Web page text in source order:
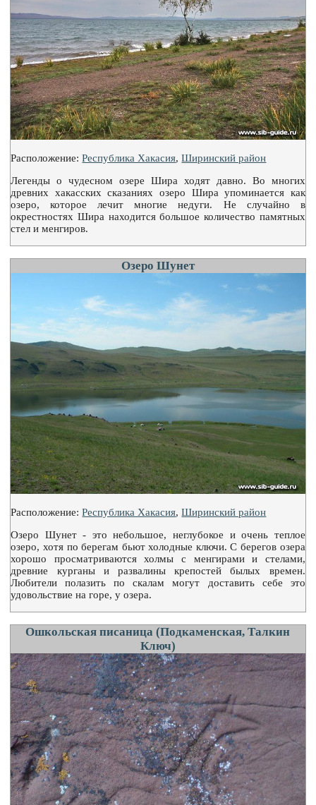
Расположение:Республика Хакасия,Ширинский район
Легенды о чудесном озере Шира ходят давно. Во многих
древних хакасских сказаниях озеро Шира упоминается как
озеро, которое лечит многие недуги. Не случайно в
окрестностях Шира находится большое количество памятных
стел и менгиров.
Озеро Шунет
Расположение:Республика Хакасия,Ширинский район
Озеро Шунет - это небольшое, неглубокое и очень теплое
озеро, хотя по берегам бьют холодные ключи. С берегов озера
хорошо просматриваются холмы с менгирами и стелами,
древние курганы и развалины крепостей былых времен.
Любители полазить по скалам могут доставить себе это
удовольствие на горе, у озера.
Ошкольская писаница (Подкаменская, Талкин
Ключ)